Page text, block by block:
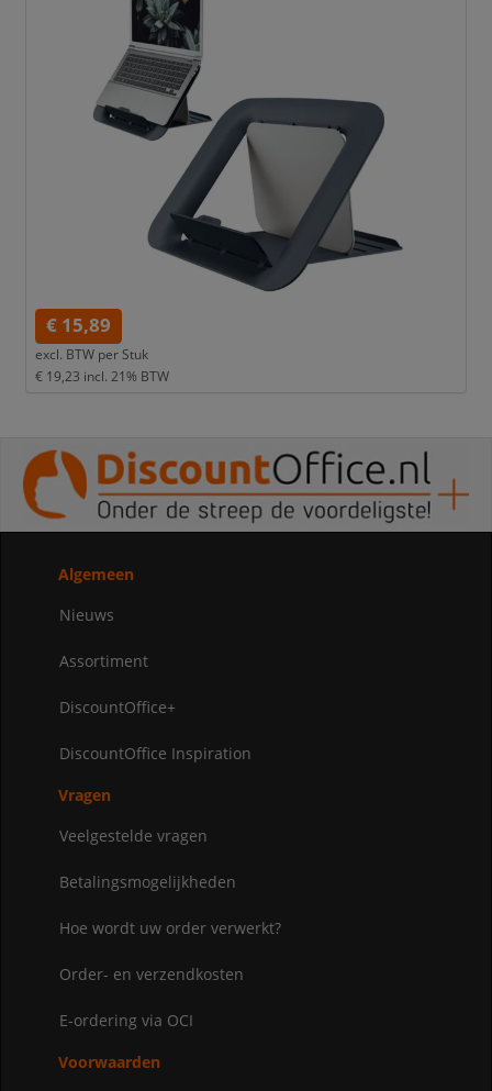
€ 15,89
excl. BTW per Stuk
€ 19,23 incl. 21% BTW
Algemeen
Nieuws
Assortiment
DiscountOffice+
DiscountOffice Inspiration
Vragen
Veelgestelde vragen
Betalingsmogelijkheden
Hoe wordt uw order verwerkt?
Order- en verzendkosten
E-ordering via OCI
Voorwaarden